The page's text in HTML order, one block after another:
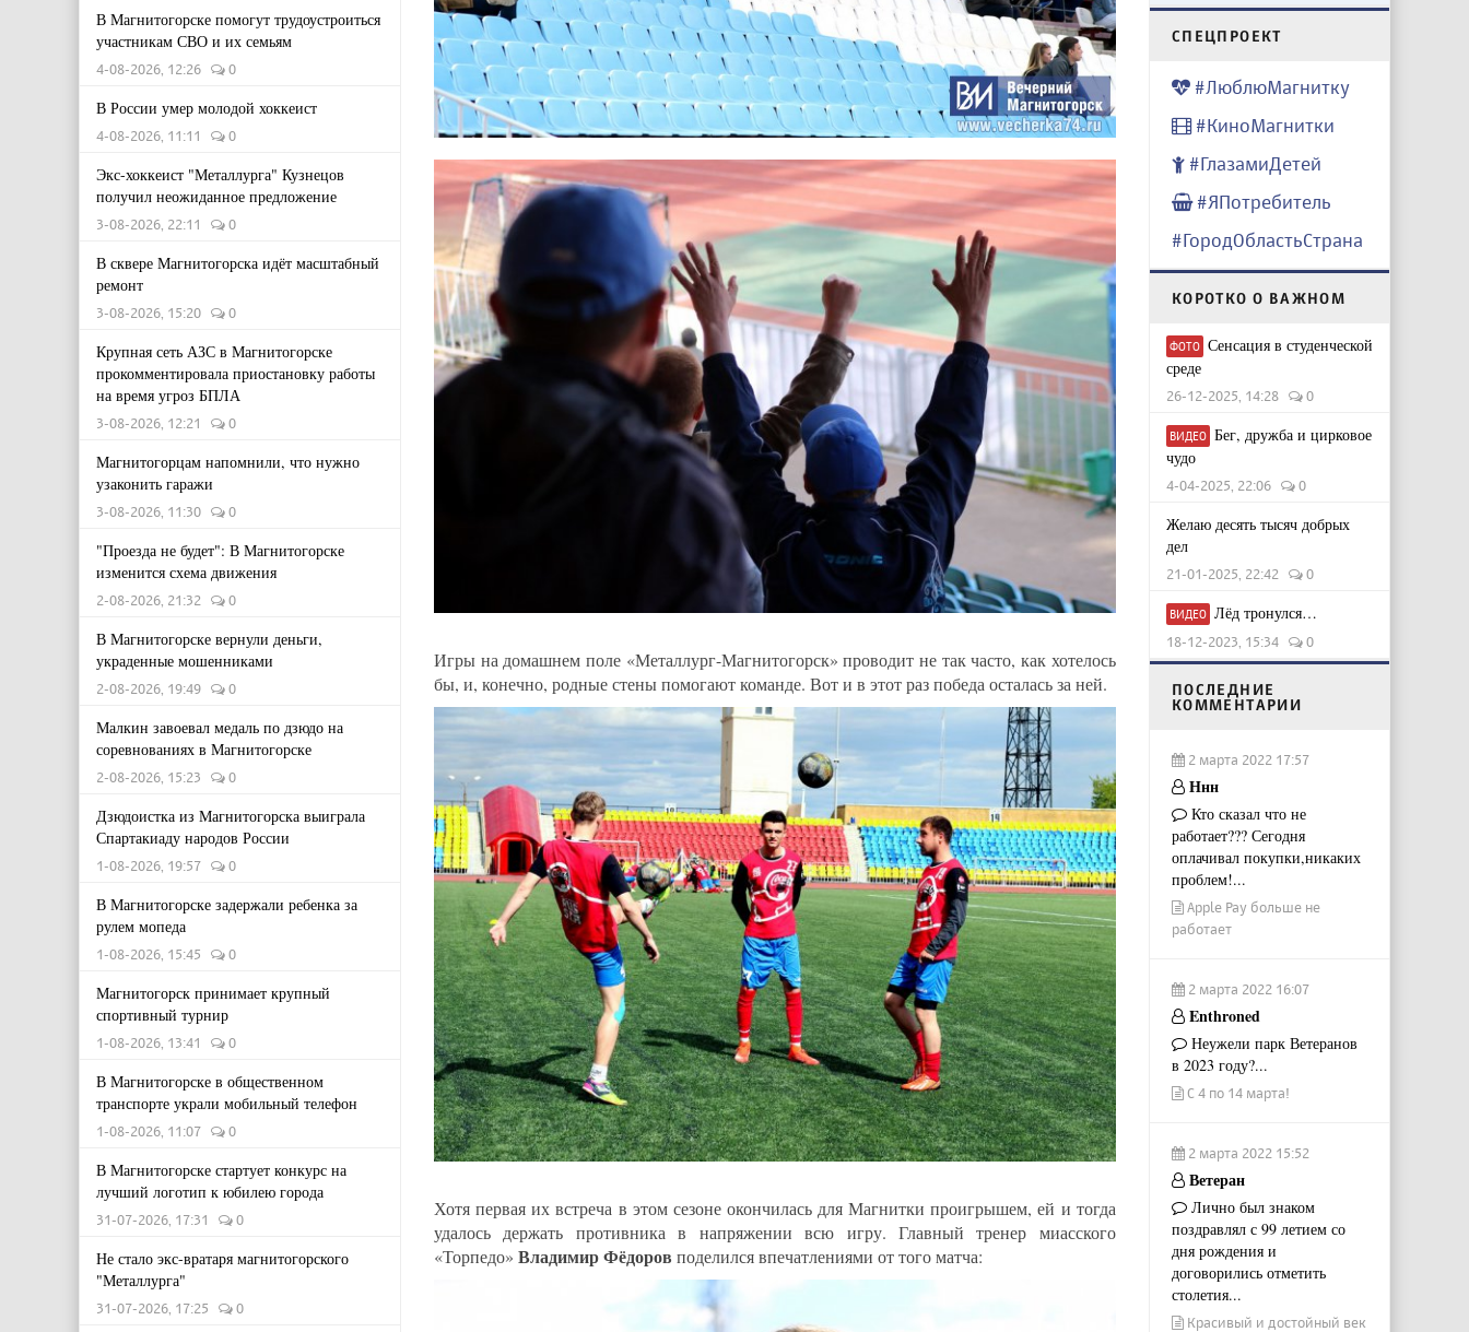
В Магнитогорске помогут трудоустроиться
участникам СВО и их семьям
4-08-2026, 12:26 0
В России умер молодой хоккеист
4-08-2026, 11:11 0
Экс-хоккеист "Металлурга" Кузнецов
получил неожиданное предложение
3-08-2026, 22:11 0
В сквере Магнитогорска идёт масштабный
ремонт
3-08-2026, 15:20 0
Крупная сеть АЗС в Магнитогорске
прокомментировала приостановку работы
на время угроз БПЛА
3-08-2026, 12:21 0
Магнитогорцам напомнили, что нужно
узаконить гаражи
3-08-2026, 11:30 0
"Проезда не будет": В Магнитогорске
изменится схема движения
2-08-2026, 21:32 0
В Магнитогорске вернули деньги,
украденные мошенниками
2-08-2026, 19:49 0
Малкин завоевал медаль по дзюдо на
соревнованиях в Магнитогорске
2-08-2026, 15:23 0
Дзюдоистка из Магнитогорска выиграла
Спартакиаду народов России
1-08-2026, 19:57 0
В Магнитогорске задержали ребенка за
рулем мопеда
1-08-2026, 15:45 0
Магнитогорск принимает крупный
спортивный турнир
1-08-2026, 13:41 0
В Магнитогорске в общественном
транспорте украли мобильный телефон
1-08-2026, 11:07 0
В Магнитогорске стартует конкурс на
лучший логотип к юбилею города
31-07-2026, 17:31 0
Не стало экс-вратаря магнитогорского
"Металлурга"
31-07-2026, 17:25 0
Игры на домашнем поле «Металлург-Магнитогорск» проводит не так часто, как хотелось
бы, и, конечно, родные стены помогают команде. Вот и в этот раз победа осталась за ней.
Хотя первая их встреча в этом сезоне окончилась для Магнитки проигрышем, ей и тогда
удалось держать противника в напряжении всю игру. Главный тренер миасского
«Торпедо» Владимир Фёдоров поделился впечатлениями от того матча:
CПЕЦПРОЕКТ
#ЛюблюМагнитку
#КиноМагнитки
#ГлазамиДетей
#ЯПотребитель
#ГородОбластьСтрана
КОРОТКО О ВАЖНОМ
ФОТО Сенсация в студенческой
среде
26-12-2025, 14:28 0
ВИДЕО Бег, дружба и цирковое
чудо
4-04-2025, 22:06 0
Желаю десять тысяч добрых
дел
21-01-2025, 22:42 0
ВИДЕО Лёд тронулся…
18-12-2023, 15:34 0
ПОСЛЕДНИЕ
КОММЕНТАРИИ
2 марта 2022 17:57
Ннн
Кто сказал что не
работает??? Сегодня
оплачивал покупки,никаких
проблем!...
Apple Pay больше не
работает
2 марта 2022 16:07
Enthroned
Неужели парк Ветеранов
в 2023 году?...
С 4 по 14 марта!
2 марта 2022 15:52
Ветеран
Лично был знаком
поздравлял с 99 летием со
дня рождения и
договорились отметить
столетия...
Красивый и достойный век